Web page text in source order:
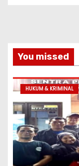
You missed
HUKUM & KRIMINAL